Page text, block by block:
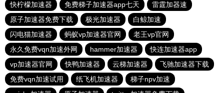
快柠檬加速器
免费梯子加速器app七天
雷霆加器速
原子加速器免费下载
极光加速器
白鲸加速
闪电猫加速器
蚂蚁vp加速器官网
老王vp官网
永久免费vqn加速外网
hammer加速器
快连加速器app
vp加速器官网
快鸭加速器 云梯加速器
飞驰加速器下载
免费vqn加速试用
纸飞机加速器
梯子npv加速